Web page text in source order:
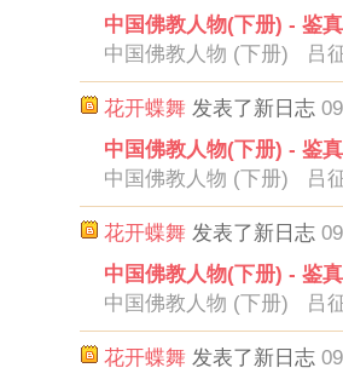
中国佛教人物(下册) - 鉴
中国佛教人物 (下册)
花开蝶舞 发表了新日志
中国佛教人物(下册) - 鉴
中国佛教人物 (下册)
花开蝶舞 发表了新日志
中国佛教人物(下册) - 鉴
中国佛教人物 (下册) 吕
花开蝶舞 发表了新日志